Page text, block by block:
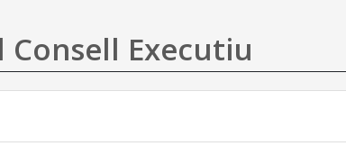
Consell Executiu